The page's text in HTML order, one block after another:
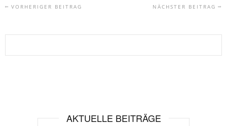
VORHERIGER BEITRAG NÄCHSTER BEITRAG
AKTUELLE BEITRÄGE